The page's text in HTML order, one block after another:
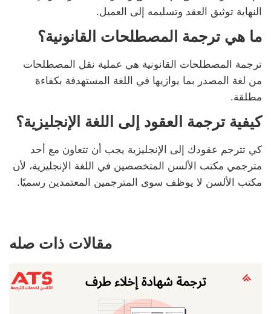
النهاية توثيق العقد وتسليمه إلى العميل.
ما هي ترجمة المصطلحات القانونية؟
ترجمة المصطلحات القانونية هي عملية نقل المصطلحات
من لغة المصدر بما يوازيها في اللغة المستهدفة بكفاءة
مطلقة.
كيفية ترجمة العقود إلى اللغة الإنجليزية؟
كي تترجم عقودك إلى الإنجليزية يجب أن تتعاون مع أحد
مترجمي مكتب الألسن المتخصصين في اللغة الإنجليزية، لأن
مكتب الألسن لا يوظف سوى المترجمين المعتمدين رسميًا.
مقالات ذات صله